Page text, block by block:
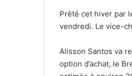
Prêté cet hiver par
vendredi. Le vice-
Alisson Santos va
option d’achat, le